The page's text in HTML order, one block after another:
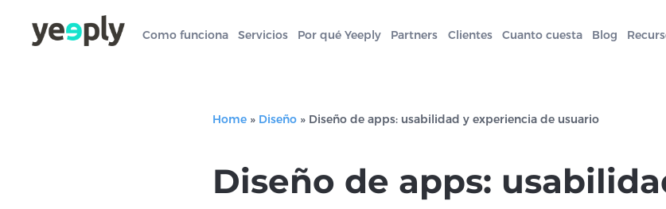
Como funciona Servicios Por qué Yeeply Partners Clientes Cuanto cuesta Blog
Home » Diseño » Diseño de apps: usabilidad y experiencia de usuario
Diseño de apps: